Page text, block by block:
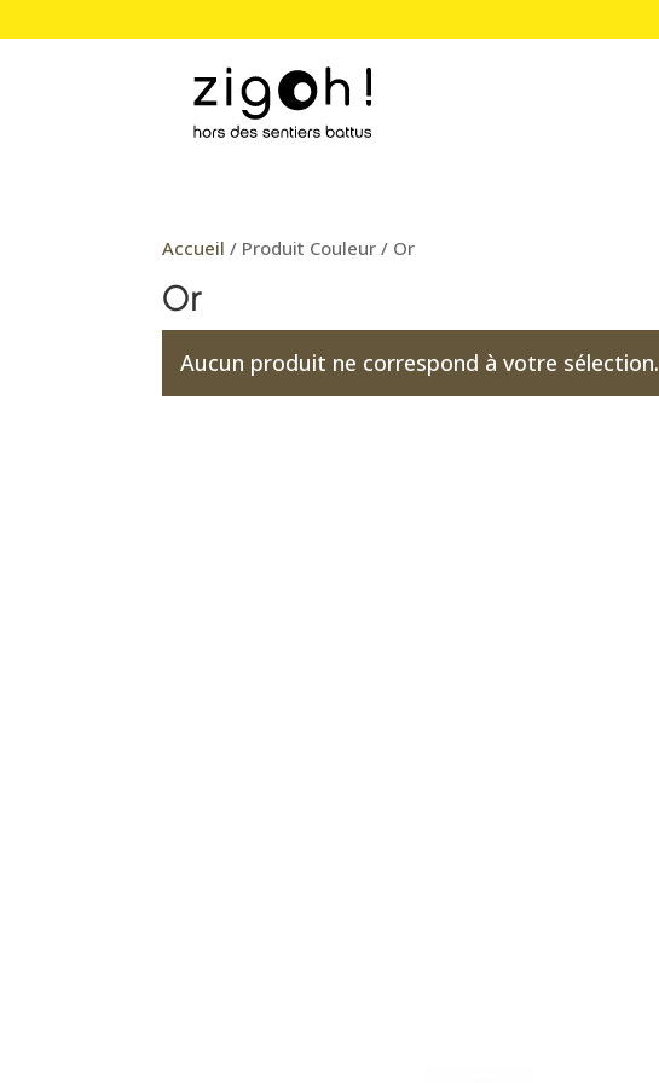
Accueil / Produit Couleur / Or
Or
Aucun produit ne correspond à votre sélection.